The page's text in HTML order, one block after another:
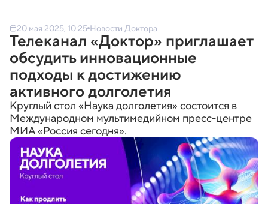
20 мая 2025, 10:25 Новости Доктора
Телеканал «Доктор» приглашает
обсудить инновационные
подходы к достижению
активного долголетия
Круглый стол «Наука долголетия» состоится в
Международном мультимедийном пресс-центре
МИА «Россия сегодня».